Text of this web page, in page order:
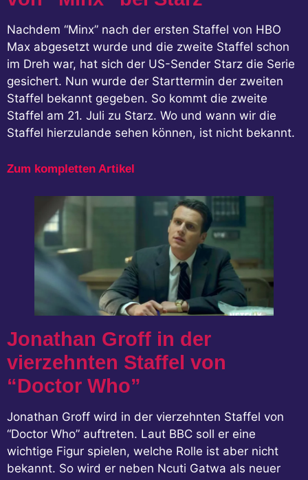
Nachdem “Minx” nach der ersten Staffel von HBO
Max abgesetzt wurde und die zweite Staffel schon
im Dreh war, hat sich der US-Sender Starz die Serie
gesichert. Nun wurde der Starttermin der zweiten
Staffel bekannt gegeben. So kommt die zweite
Staffel am 21. Juli zu Starz. Wo und wann wir die
Staffel hierzulande sehen können, ist nicht bekannt.
Zum kompletten Artikel
Jonathan Groff in der
vierzehnten Staffel von
“Doctor Who”
Jonathan Groff wird in der vierzehnten Staffel von
“Doctor Who” auftreten. Laut BBC soll er eine
wichtige Figur spielen, welche Rolle ist aber nicht
bekannt. So wird er neben Ncuti Gatwa als neuer